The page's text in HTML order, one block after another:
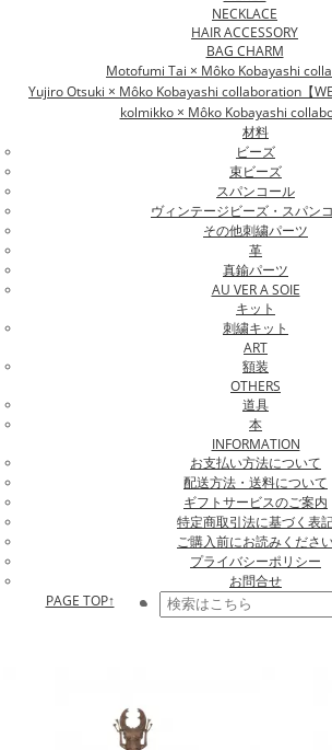
NECKLACE
HAIR ACCESSORY
BAG CHARM
Motofumi Tai × Môko Kobayashi
Yujiro Otsuki × Môko Kobayashi collaboration【
kolmikko × Môko Kobayashi
材料
ビーズ
束ビーズ
スパンコール
ヴィンテージビーズ・スパン
その他刺繍パーツ
革
真鍮パーツ
AU VER A SOIE
キット
刺繍キット
ART
額装
OTHERS
道具
本
INFORMATION
お支払い方法について
配送方法・送料について
ギフトサービスのご案内
特定商取引法に基づく表
ご購入前にお読みくださ
プライバシーポリシー
お問合せ
PAGE TOP↑